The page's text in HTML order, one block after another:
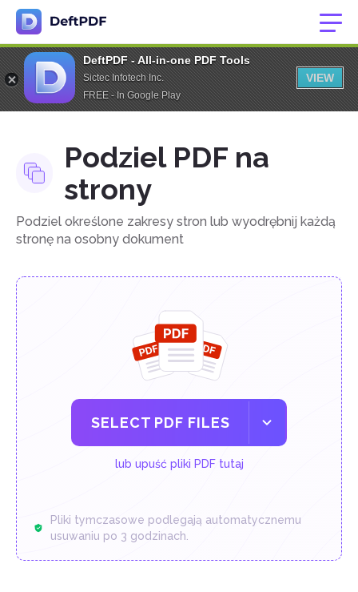
DeftPDF - All-in-one PDF Tools
Sictec Infotech Inc.
FREE - In Google Play
VIEW
Podziel PDF na
strony
Podziel określone zakresy stron lub wyodrębnij każdą
stronę na osobny dokument
SELECT PDF FILES
lub upuść pliki PDF tutaj
Pliki tymczasowe podlegają automatycznemu
usuwaniu po 3 godzinach.